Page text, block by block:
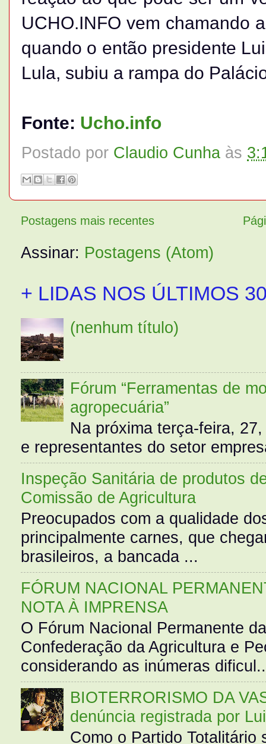
UCHO.INFO vem chamando
quando o então presidente
Lula, subiu a rampa do
Fonte: Ucho.info
Postado por Claudio Cunha às
Postagens mais recentes
Assinar: Postagens (Atom)
+ LIDAS NOS ÚLTIMOS
(nenhum título)
Fórum “Ferramentas de
agropecuária”
Na próxima terça-feira,
e representantes do setor
Inspeção Sanitária de produtos
Comissão de Agricultura
Preocupados com a qualidade
principalmente carnes, que
brasileiros, a bancada ...
FÓRUM NACIONAL
NOTA À IMPRENSA
O Fórum Nacional Permanente
Confederação da Agricultura e
considerando as inúmeras
BIOTERRORISMO DA
denúncia registrada por
Como o Partido Totalitário